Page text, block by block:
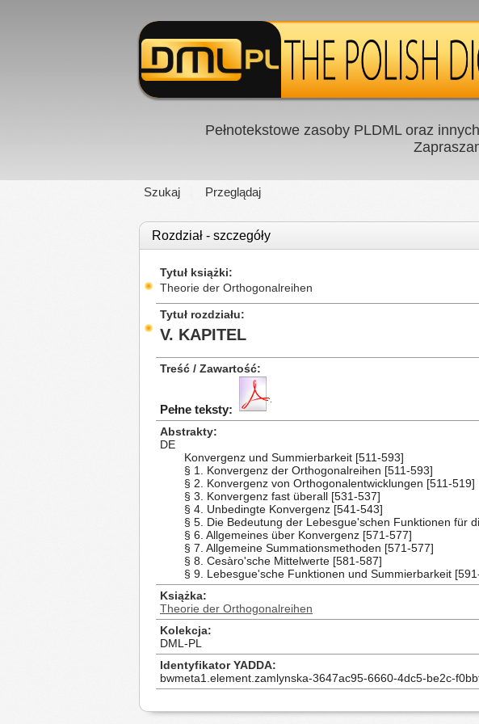
Pełnotekstowe zasoby PLDML oraz
Szukaj Przeglądaj
Rozdział - szczegóły
Tytuł książki
Theorie der Orthogonalreihen
Tytuł rozdziału
V. KAPITEL
Treść / Zawartość
Pełne teksty:
Abstrakty
DE
Konvergenz und Summierbarkeit [511-593]
§ 1. Konvergenz der Orthogonalreihen [511-593]
§ 2. Konvergenz von Orthogonalentwicklungen [511-519]
§ 3. Konvergenz fast überall [531-537]
§ 4. Unbedingte Konvergenz [541-543]
§ 5. Die Bedeutung der Lebesgue'schen Funktionen für
§ 6. Allgemeines über Konvergenz [571-577]
§ 7. Allgemeine Summationsmethoden [571-577]
§ 8. Cesàro'sche Mittelwerte [581-587]
§ 9. Lebesgue'sche Funktionen und Summierbarkeit
Książka
Theorie der Orthogonalreihen
Kolekcja
DML-PL
Identyfikator YADDA
bwmeta1.element.zamlynska-3647ac95-6660-4dc5-be2c-